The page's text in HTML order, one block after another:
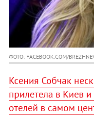
ФОТО: FACEBOOK.COM/
Ксения Собчак
прилетела в Киев
отелей в самом